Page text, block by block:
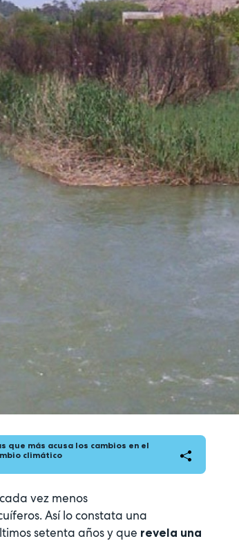
que más acusa los cambios en el
climático
vez menos
Así lo constata una
setenta años y que revela una